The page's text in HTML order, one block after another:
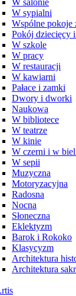
W salonie
W sypialni
Wspólne pokoje
Pokój dziecięcy
W szkole
W pracy
W restauracji
W kawiarni
Pałace i zamki
Dwory i dworki
Naukowa
W bibliotece
W teatrze
W kinie
W czerni i w
W sepii
Muzyczna
Motoryzacyjna
Radosna
Nocna
Słoneczna
Eklektyzm
Barok i Rokoko
Klasycyzm
Architektura
Architektura